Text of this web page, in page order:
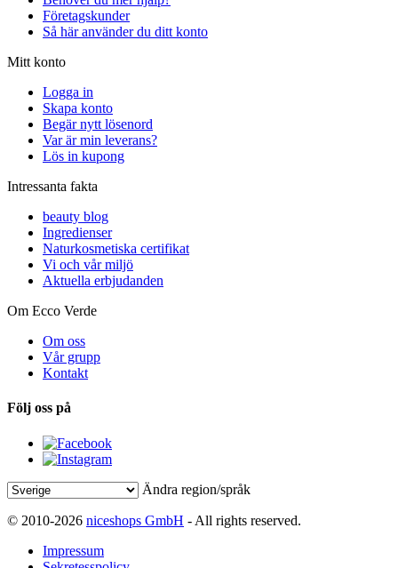
Företagskunder
Så här använder du ditt konto
Mitt konto
Logga in
Skapa konto
Begär nytt lösenord
Var är min leverans?
Lös in kupong
Intressanta fakta
beauty blog
Ingredienser
Naturkosmetiska certifikat
Vi och vår miljö
Aktuella erbjudanden
Om Ecco Verde
Om oss
Vår grupp
Kontakt
Följ oss på
Ändra region/språk
© 2010-2026 niceshops GmbH - All rights reserved.
Impressum